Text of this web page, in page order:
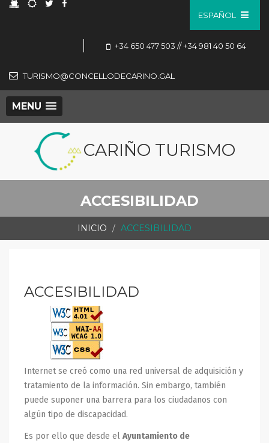
ESPAÑOL
+34 650 477 503 // +34 981 40 50 64
TURISMO@CONCELLODECARINO.GAL
MENU
CARIÑO TURISMO
ACCESIBILIDAD
INICIO ACCESIBILIDAD
ACCESIBILIDAD
Internet se creó como una red universal de adquisición y
tratamiento de la información. Sin embargo, también
puede suponer una barrera para los ciudadanos con
algún tipo de discapacidad.
Es por ello que desde el Ayuntamiento de